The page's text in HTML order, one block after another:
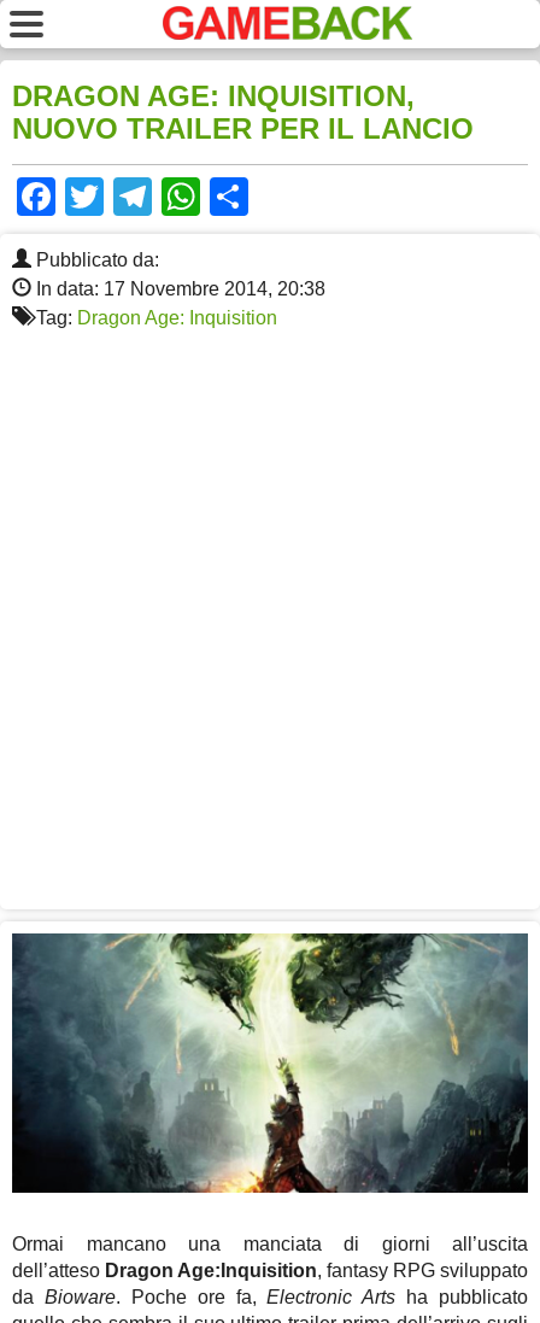
DRAGON AGE: INQUISITION,
NUOVO TRAILER PER IL LANCIO
Facebook
TwitterTelegram
WhatsApp
Pubblicato da:
In data: 17 Novembre 2014, 20:38
Tag: Dragon Age: Inquisition
Ormai mancano una manciata di giorni all’uscita
dell’atteso Dragon Age:Inquisition, fantasy RPG sviluppato
da Bioware. Poche ore fa,Electronic Arts ha pubblicato